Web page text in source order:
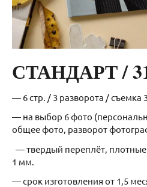
СТАНДАРТ /
— 6 стр. / 3 разворота / съемка
— на выбор 6 фото
общее фото, разворот
— твердый переплёт,
1 мм.
— срок изготовления от 1,5